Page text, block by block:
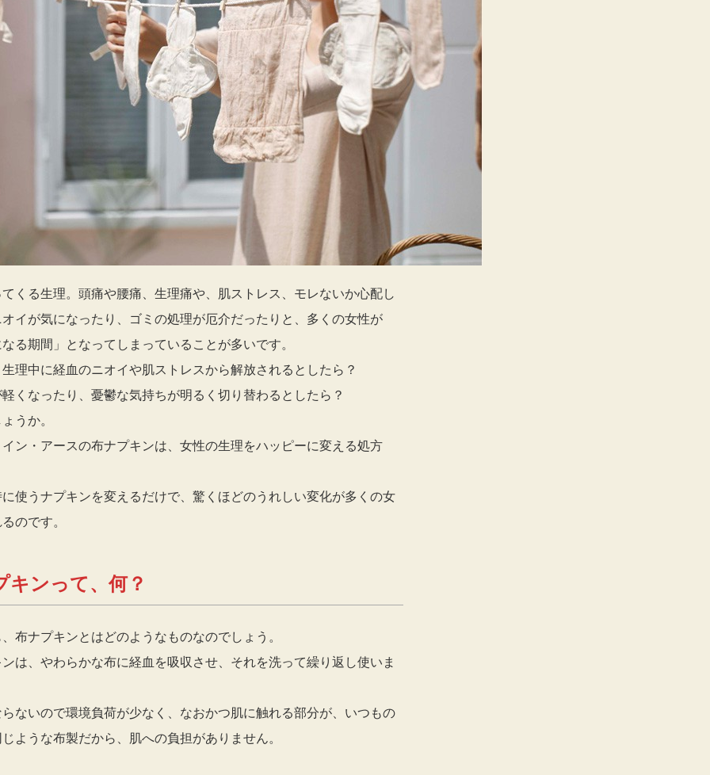
くる生理。頭痛や腰痛、生理痛や、肌ストレス、モレないか心配し
イが気になったり、ゴミの処理が厄介だったりと、多くの女性が
る期間」となってしまっていることが多いです。
理中に経血のニオイや肌ストレスから解放されるとしたら？
くなったり、憂鬱な気持ちが明るく切り替わるとしたら？
うか。
ン・アースの布ナプキンは、女性の生理をハッピーに変える処方
使うナプキンを変えるだけで、驚くほどのうれしい変化が多くの女
のです。
キンって、何？
布ナプキンとはどのようなものなのでしょう。
は、やわらかな布に経血を吸収させ、それを洗って繰り返し使いま
ないので環境負荷が少なく、なおかつ肌に触れる部分が、いつもの
ような布製だから、肌への負担がありません。